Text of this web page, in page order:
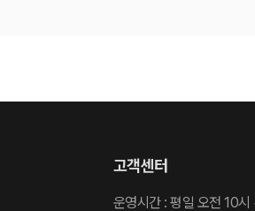
고객센터
운영시간 : 평일 오전 10시